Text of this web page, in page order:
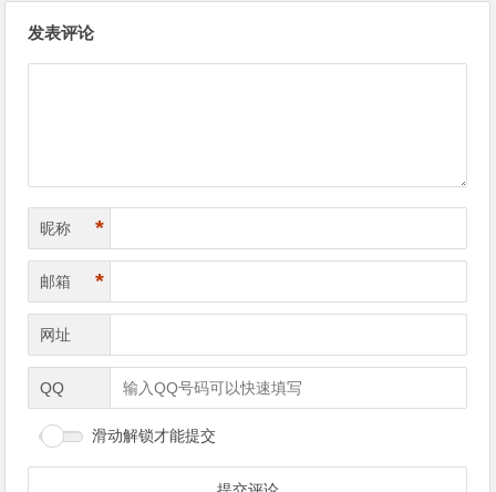
发表评论
昵称 *
邮箱 *
网址
QQ
滑动解锁才能提交